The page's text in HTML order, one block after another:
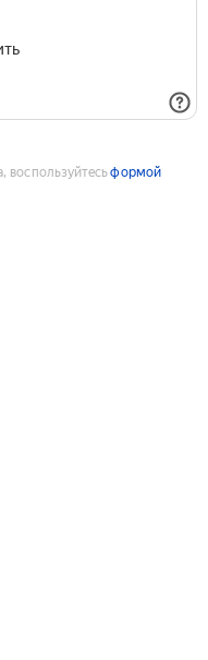
воспользуйтесьформой